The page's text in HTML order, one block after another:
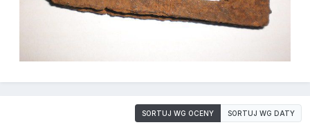
SORTUJ WG OCENY SORTUJ WG DATY